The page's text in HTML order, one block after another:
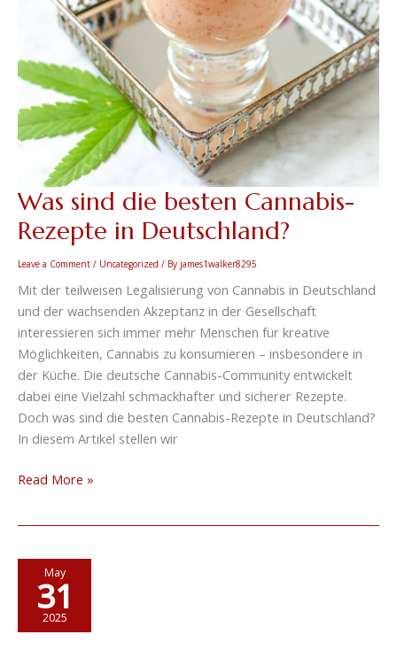
Was sind die besten Cannabis-
Rezepte in Deutschland?
Leave a Comment / Uncategorized / By james1walker8295
Mit der teilweisen Legalisierung von Cannabis in Deutschland
und der wachsenden Akzeptanz in der Gesellschaft
interessieren sich immer mehr Menschen für kreative
Möglichkeiten, Cannabis zu konsumieren – insbesondere in
der Küche. Die deutsche Cannabis-Community entwickelt
dabei eine Vielzahl schmackhafter und sicherer Rezepte.
Doch was sind die besten Cannabis-Rezepte in Deutschland?
In diesem Artikel stellen wir
Read More »
May
31
2025
besten
Methoden
für